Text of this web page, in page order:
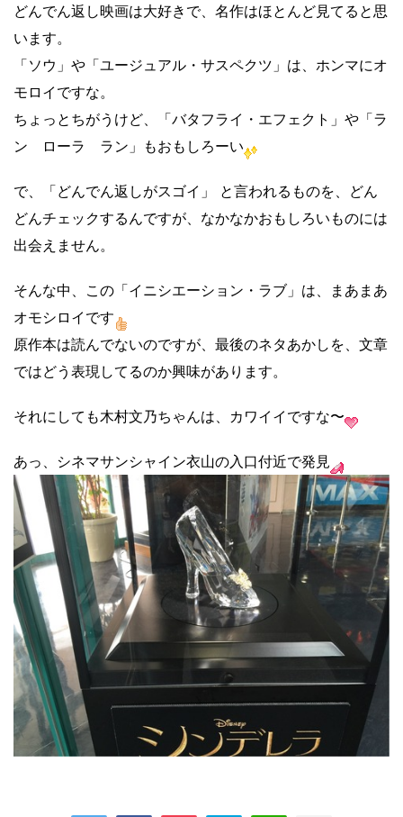
どんでん返し映画は大好きで、名作はほとんど見てると思
います。
「ソウ」や「ユージュアル・サスペクツ」は、ホンマにオ
モロイですな。
ちょっとちがうけど、「バタフライ・エフェクト」や「ラ
ン ローラ ラン」もおもしろーい
で、「どんでん返しがスゴイ」 と言われるものを、どん
どんチェックするんですが、なかなかおもしろいものには
出会えません。
そんな中、この「イニシエーション・ラブ」は、まあまあ
オモシロイです
原作本は読んでないのですが、最後のネタあかしを、文章
ではどう表現してるのか興味があります。
それにしても木村文乃ちゃんは、カワイイですな〜
あっ、シネマサンシャイン衣山の入口付近で発見